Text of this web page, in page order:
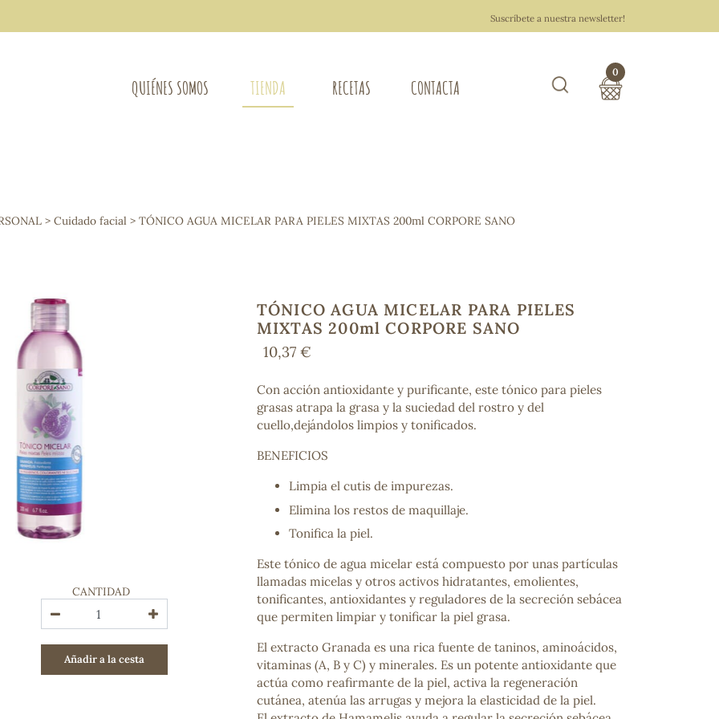
Suscríbete a nuestra newsletter!
QUIÉNES SOMOS TIENDA
Osteo-articular
Mujer
Control de peso
Extracto de plantas
Ácidos Grasos
Depurativos
Bienestar emocional
Jalea Real
Memoria
Hierro
Deporte
Digestivos
Circulatorio, colesterol y glucosa
Superalimentos
Proteína
Energía
COSMÉTICA E HIGIENE PERSONAL
Cremas, lociones y aceites corporales
Hombre
Higiene personal
Labiales
RECETAS CONTACTA
0
> Cuidado facial > TÓNICO AGUA MICELAR PARA PIELES MIXTAS 200ml CORPORE SANO
CANTIDAD
Añadir a la cesta
TÓNICO AGUA MICELAR PARA PIELES
MIXTAS 200ml CORPORE SANO
10,37 €
Con acción antioxidante y purificante, este tónico para pieles
grasas atrapa la grasa y la suciedad del rostro y del
cuello,dejándolos limpios y tonificados.
BENEFICIOS
Limpia el cutis de impurezas.
Elimina los restos de maquillaje.
Tonifica la piel.
Este tónico de agua micelar está compuesto por unas partículas
llamadas micelas y otros activos hidratantes, emolientes,
tonificantes, antioxidantes y reguladores de la secreción sebácea
que permiten limpiar y tonificar la piel grasa.
El extracto Granada es una rica fuente de taninos, aminoácidos,
vitaminas (A, B y C) y minerales. Es un potente antioxidante que
actúa como reafirmante de la piel, activa la regeneración
cutánea, atenúa las arrugas y mejora la elasticidad de la piel.